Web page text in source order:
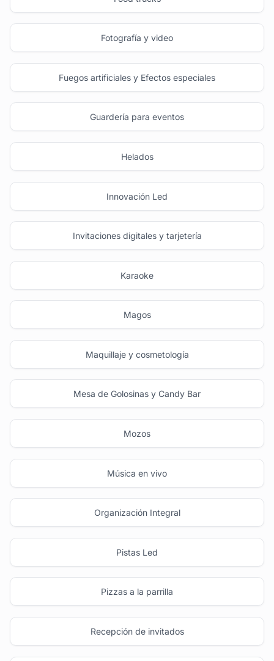
Fotografía y video
Fuegos artificiales y Efectos especiales
Guardería para eventos
Helados
Innovación Led
Invitaciones digitales y tarjetería
Karaoke
Magos
Maquillaje y cosmetología
Mesa de Golosinas y Candy Bar
Mozos
Música en vivo
Organización Integral
Pistas Led
Pizzas a la parrilla
Recepción de invitados